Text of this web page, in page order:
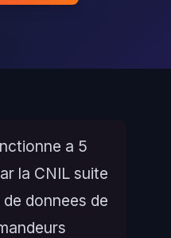
a 5
la CNIL suite
donnees de